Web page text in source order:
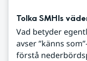
Tolka SMHIs
Vad betyder
avser ”känns
förstå